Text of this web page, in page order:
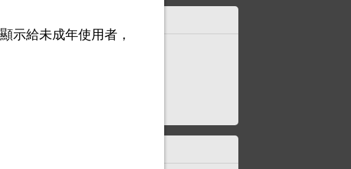
示給未成年使用者，